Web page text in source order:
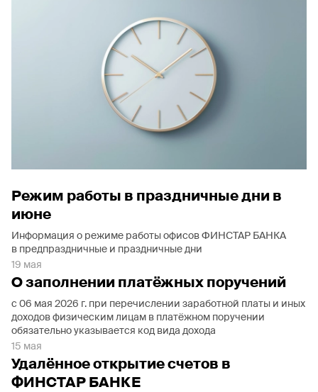
Режим работы в праздничные дни в
июне
Информация о режиме работы офисов ФИНСТАР БАНКА
в предпраздничные и праздничные дни
19 мая
О заполнении платёжных поручений
с 06 мая 2026 г. при перечислении заработной платы и иных
доходов физическим лицам в платёжном поручении
обязательно указывается код вида дохода
15 мая
Удалённое открытие счетов в
ФИНСТАР БАНКЕ